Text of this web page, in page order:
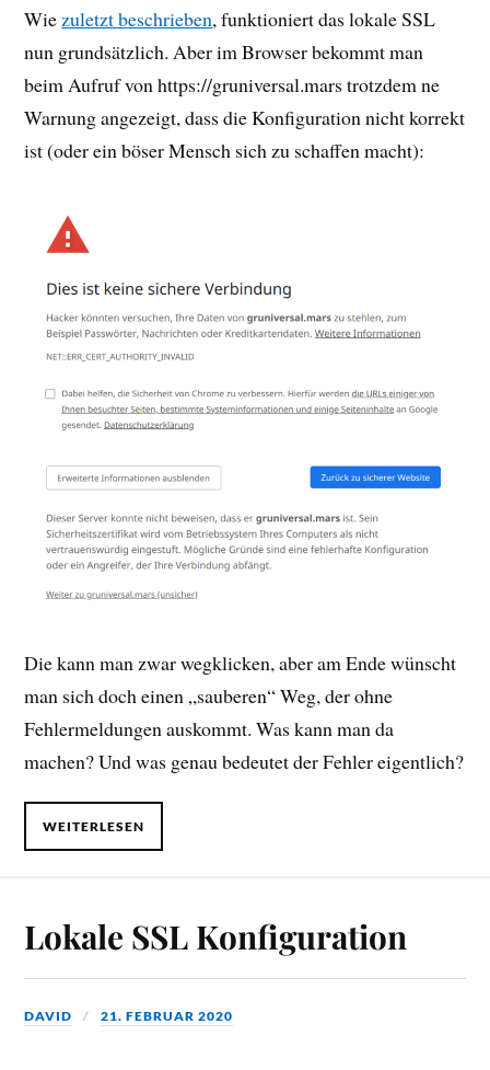
Wiezuletzt beschrieben, funktioniert das lokale SSL
nun grundsätzlich. Aber im Browser bekommt man
beim Aufruf von https://gruniversal.mars trotzdem ne
Warnung angezeigt, dass die Konfiguration nicht korrekt
ist (oder ein böser Mensch sich zu schaffen macht):
Die kann man zwar wegklicken, aber am Ende wünscht
man sich doch einen „sauberen“ Weg, der ohne
Fehlermeldungen auskommt. Was kann man da
machen? Und was genau bedeutet der Fehler eigentlich?
WEITERLESEN
Lokale SSL Konfiguration
DAVID 21. FEBRUAR 2020